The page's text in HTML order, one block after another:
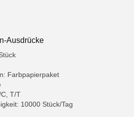
Ausdrücke
Farbpapierpaket
T/T
10000 Stück/Tag